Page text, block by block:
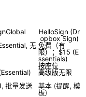
HelloSign (Dr
opbox Sign)
无 免费（有
限）；$15 (E
ssentials)
按座位
高级版无限
批量发送
基本 (提醒, 模
板)